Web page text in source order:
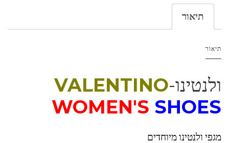
תיאור
תיאור
ולנטינו-VALENTINO
WOMEN'S SHOES
מגפי ולנטינו מיוחדים